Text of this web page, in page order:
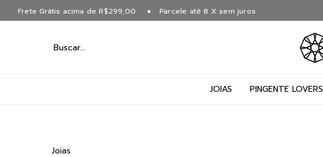
Frete Grátis acima de R$299,00 Parcele até 8 X sem juros
JOIAS PINGENTE LOVERS
Joias